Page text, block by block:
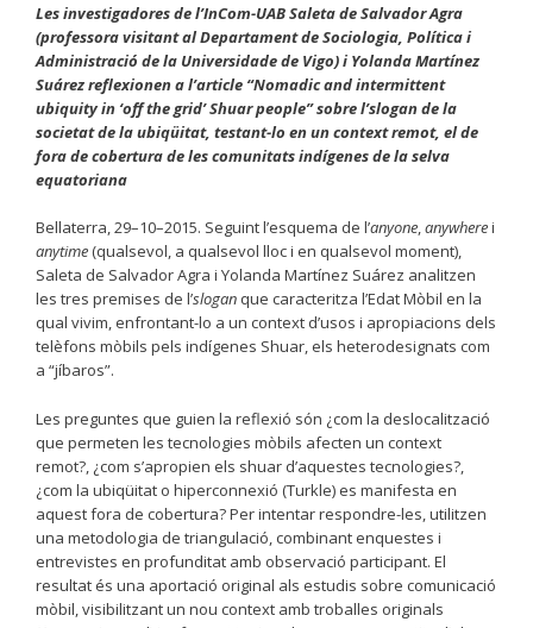
Les investigadores de l’InCom-UAB Saleta de Salvador Agra
(professora visitant al Departament de Sociologia, Política i
Administració de la Universidade de Vigo) i Yolanda Martínez
Suárez reflexionen a l’article “Nomadic and intermittent
ubiquity in ‘off the grid’ Shuar people” sobre l’slogande la
societat de la ubiqüitat, testant-lo en un context remot, el de
fora de cobertura de les comunitats indígenes de la selva
equatoriana
Bellaterra, 29–10–2015. Seguint l’esquema de l’anyone,anywherei
anytime (qualsevol, a qualsevol lloc i en qualsevol moment),
Saleta de Salvador Agra i Yolanda Martínez Suárez analitzen
les tres premises de l’slogan que caracteritza l’Edat Mòbil en la
qual vivim, enfrontant-lo a un context d’usos i apropiacions dels
telèfons mòbils pels indígenes Shuar, els heterodesignats com
a “jíbaros”.
Les preguntes que guien la reflexió són ¿com la deslocalització
que permeten les tecnologies mòbils afecten un context
remot?, ¿com s’apropien els shuar d’aquestes tecnologies?,
¿com la ubiqüitat o hiperconnexió (Turkle) es manifesta en
aquest fora de cobertura? Per intentar respondre-les, utilitzen
una metodologia de triangulació, combinant enquestes i
entrevistes en profunditat amb observació participant. El
resultat és una aportació original als estudis sobre comunicació
mòbil, visibilitzant un nou context amb troballes originals